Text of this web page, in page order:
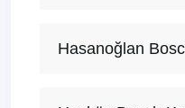
Hasanoğlan